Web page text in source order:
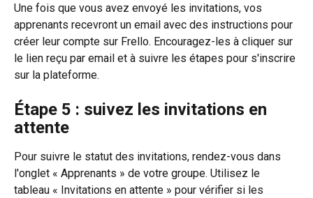
Une fois que vous avez envoyé les invitations, vos
apprenants recevront un email avec des instructions pour
créer leur compte sur Frello. Encouragez-les à cliquer sur
le lien reçu par email et à suivre les étapes pour s'inscrire
sur la plateforme.
Étape 5 : suivez les invitations en
attente
Pour suivre le statut des invitations, rendez-vous dans
l'onglet « Apprenants » de votre groupe. Utilisez le
tableau « Invitations en attente » pour vérifier si les